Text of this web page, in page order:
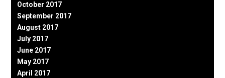
October 2017
September 2017
August 2017
July 2017
June 2017
May 2017
April 2017